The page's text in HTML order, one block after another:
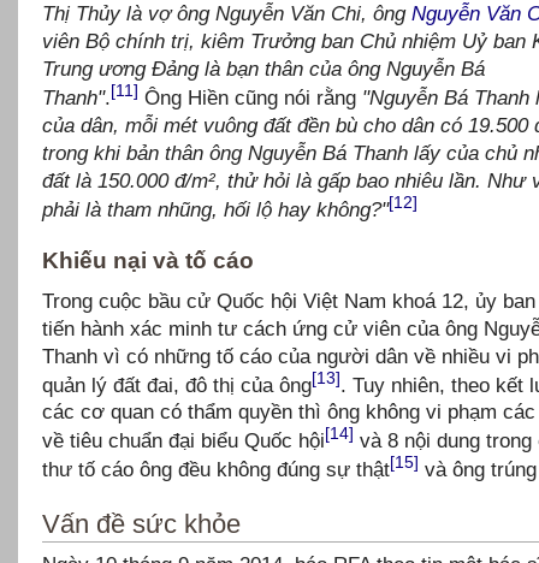
Thị Thủy là vợ ông Nguyễn Văn Chi, ông Nguyễn Văn
viên Bộ chính trị, kiêm Trưởng ban Chủ nhiệm Uỷ ban
Trung ương Đảng là bạn thân của ông Nguyễn Bá
Thanh".[11] Ông Hiền cũng nói rằng "Nguyễn Bá Thanh
của dân, mỗi mét vuông đất đền bù cho dân có 19.500
trong khi bản thân ông Nguyễn Bá Thanh lấy của chủ
đất là 150.000 đ/m², thử hỏi là gấp bao nhiêu lần. Như
phải là tham nhũng, hối lộ hay không?"[12]
Khiếu nại và tố cáo
Trong cuộc bầu cử Quốc hội Việt Nam khoá 12, ủy
tiến hành xác minh tư cách ứng cử viên của ông
Thanh vì có những tố cáo của người dân về nhiều vi
quản lý đất đai, đô thị của ông[13]. Tuy nhiên, theo kết
các cơ quan có thẩm quyền thì ông không vi phạm
về tiêu chuẩn đại biểu Quốc hội[14] và 8 nội dung
thư tố cáo ông đều không đúng sự thật[15] và ông
Vấn đề sức khỏe